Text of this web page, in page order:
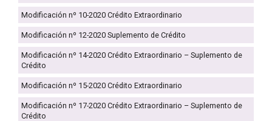
Modificación nº 10-2020 Crédito Extraordinario
Modificación nº 12-2020 Suplemento de Crédito
Modificación nº 14-2020 Crédito Extraordinario – Suplemento de
Crédito
Modificación nº 15-2020 Crédito Extraordinario
Modificación nº 17-2020 Crédito Extraordinario – Suplemento de
Crédito